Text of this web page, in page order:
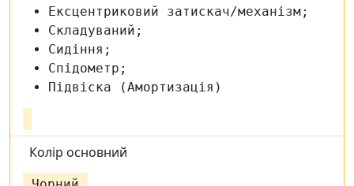
Ексцентриковий затискач/механізм;
Складуваний;
Сидіння;
Спідометр;
Підвіска (Амортизація)
Колір основний